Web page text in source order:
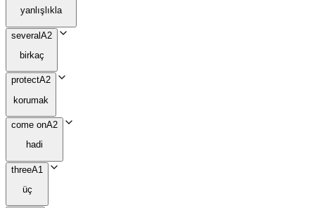
yanlışlıkla
several A2
birkaç
protectA2
korumak
come onA2
hadi
threeA1
üç